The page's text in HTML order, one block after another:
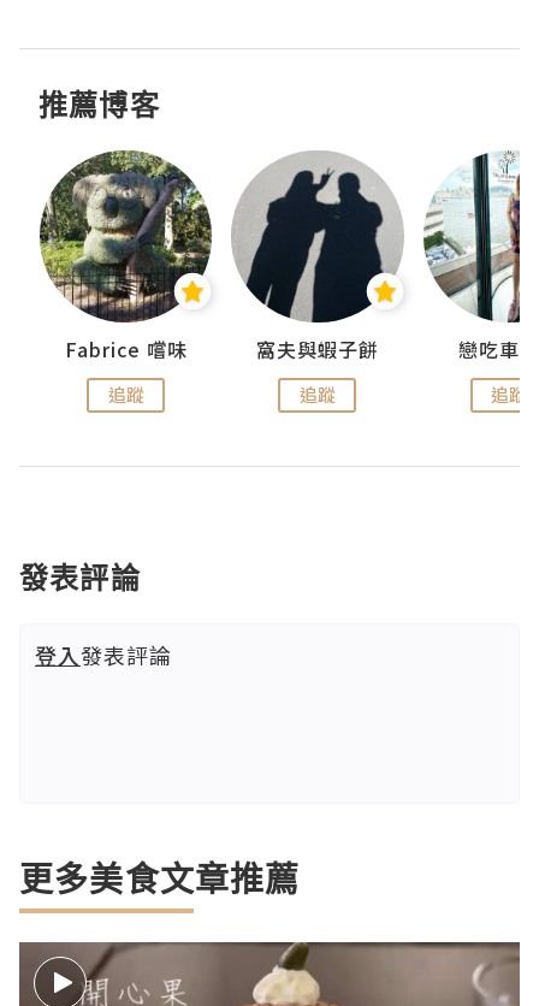
推薦博客
Fabrice 嚐味
追蹤
窩夫與蝦子餅
追蹤
戀吃車
追蹤
發表評論
登入發表評論
更多美食文章推薦